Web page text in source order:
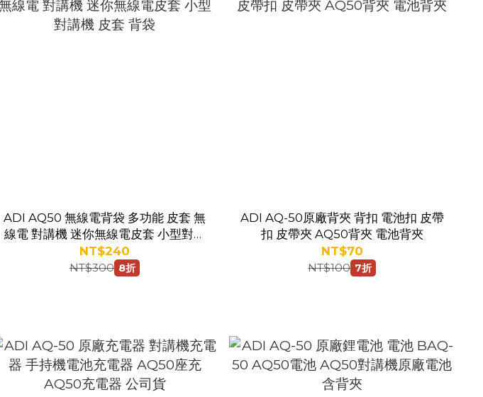
ADI AQ50 無線電背袋 多功能 皮套 無
線電 對講機 迷你無線電皮套 小型對講
機 皮套 背袋
NT$240
NT$300 8折
ADI AQ-50原廠背夾 背扣 電池扣 皮帶
扣 皮帶夾 AQ50背夾 電池背夾
NT$70
NT$100 7折